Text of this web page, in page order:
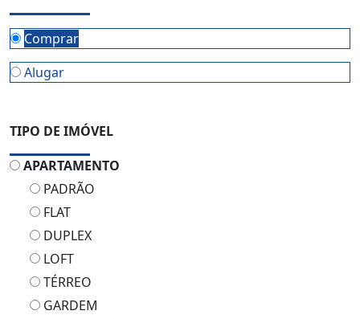
Comprar
Alugar
TIPO DE IMÓVEL
APARTAMENTO
PADRÃO
FLAT
DUPLEX
LOFT
TÉRREO
GARDEM